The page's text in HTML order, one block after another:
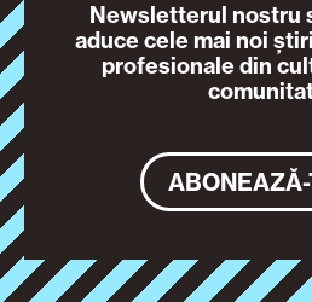
Newsletterul nostru
aduce cele mai noi
profesionale din